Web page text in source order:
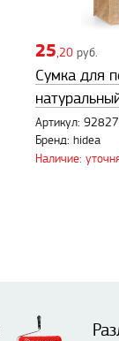
25,20 руб.
Сумка для
Артикул:
Бренд: hidea
Наличие: